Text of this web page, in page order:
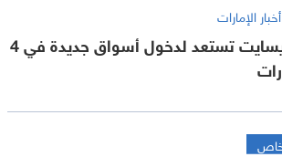
أخبار الإمارات
بريسايت تستعد لدخول أسواق جديدة في 4